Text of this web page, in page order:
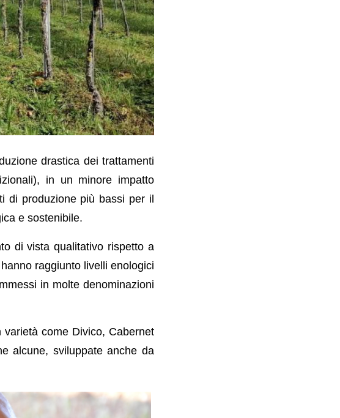
drastica dei trattamenti
in un minore impatto
di produzione più bassi per il
e sostenibile.
di vista qualitativo rispetto a
raggiunto livelli enologici
in molte denominazioni
come Divico, Cabernet
alcune, sviluppate anche da